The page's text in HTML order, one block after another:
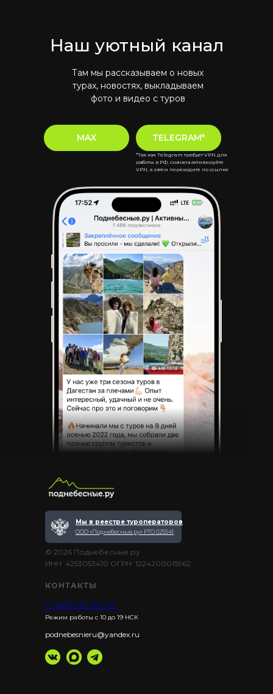
Наш уютный канал
Там мы рассказываем о новых
турах, новостях, выкладываем
фото и видео с туров
TELEGRAM*
MAX
*Так как Telegram требует VPN для
работы в РФ, сначала активируйте
VPN, а затем переходите по ссылке
КОНТАКТЫ
+7 (923) 230-30-00
Режим работы с 10 до 19 НСК
podnebesnieru@yandex.ru
© 2026 Поднебесные.ру
Мы в реестре туроператоров
ООО «Поднебесные.ру» РТО 025541
ИНН: 4253053410 ОГРН: 1224200015962